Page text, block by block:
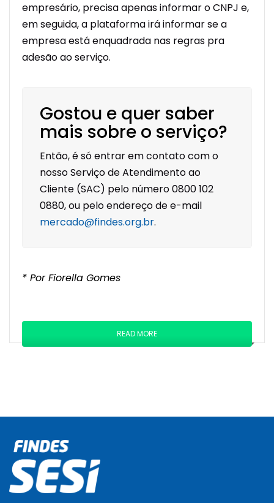
empresário, precisa apenas informar o CNPJ e,
em seguida, a plataforma irá informar se a
empresa está enquadrada nas regras pra
adesão ao serviço.
Gostou e quer saber
mais sobre o serviço?
Então, é só entrar em contato com o
nosso Serviço de Atendimento ao
Cliente (SAC) pelo número 0800 102
0880, ou pelo endereço de e-mail
mercado@findes.org.br.
* Por Fiorella Gomes
READ MORE